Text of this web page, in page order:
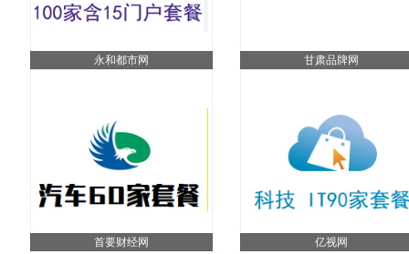
永和都市网 甘肃品牌网
首要财经网 亿视网